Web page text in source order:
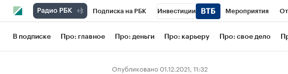
Подписка на РБК Инвестиции Мероприятия
Школа управления РБК РБК Образование
В подписке Про: главное Про: деньги Про: карьеру Про: свое дело
Опубликовано 01.12.2021, 11:32